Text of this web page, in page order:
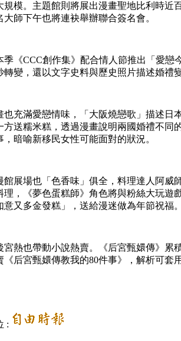
規模。主題館則將展出漫畫聖地比利時
大師下午也將連袂舉辦聯合簽名會。
季《CCC創作集》配合情人節推出「愛
轉變，還以文字史料與歷史照片描述婚禮
也充滿愛戀情味，「大阪燒戀歌」描述日
方送糯米糕，透過漫畫說明兩國婚禮不
，暗喻新移民女性可能面對的狀況。
館展場也「色香味」俱全，料理達人阿威
理，《夢色蛋糕師》角色將與粉絲大玩遊
意又多金發糕」，送給漫迷做為年節祝福
宮熱也帶動小說熱賣。《后宮甄嬛傳》
《后宮甄嬛傳教我的80件事》，解析可
: